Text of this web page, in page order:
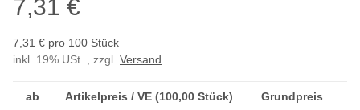
7,31 €
7,31 € pro 100 Stück
inkl. 19% USt. , zzgl. Versand
ab Artikelpreis / VE (100,00 Stück) Grundpreis